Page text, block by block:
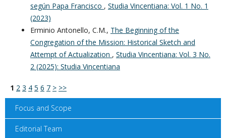
según Papa Francisco , Studia Vincentiana: Vol. 1 No. 1
(2023)
Erminio Antonello, C.M., The Beginning of the
Congregation of the Mission: Historical Sketch and
Attempt of Actualization , Studia Vincentiana: Vol. 3 No.
2 (2025): Studia Vincentiana
1 2 3 4 5 6 7 > >>
Focus and Scope
Editorial Team